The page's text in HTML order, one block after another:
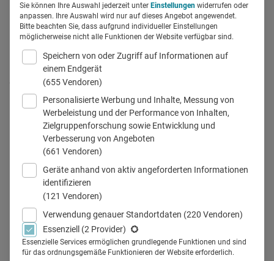
panoramic view from the St. Michaelis Church tower, Hamburg,
Germany, © fotolia
Teilen
Etwa 1800 Messebesucher
nutzen den Frühstart der id
Sie können Ihre Auswahl jederzeit unter Einstellungen widerrufen oder
anpassen. Ihre Auswahl wird nur auf dieses Angebot angewendet.
Bitte beachten Sie, dass aufgrund individueller Einstellungen
möglicherweise nicht alle Funktionen der Website verfügbar sind.
Speichern von oder Zugriff auf Informationen auf
einem Endgerät
(655 Vendoren)
Personalisierte Werbung und Inhalte, Messung von
Werbeleistung und der Performance von Inhalten,
Zielgruppenforschung sowie Entwicklung und
Verbesserung von Angeboten
(661 Vendoren)
Geräte anhand von aktiv angeforderten Informationen
identifizieren
(121 Vendoren)
Verwendung genauer Standortdaten (220 Vendoren)
Essenziell
(2 Provider)
Essenzielle Services ermöglichen grundlegende Funktionen und sind
für das ordnungsgemäße Funktionieren der Website erforderlich.